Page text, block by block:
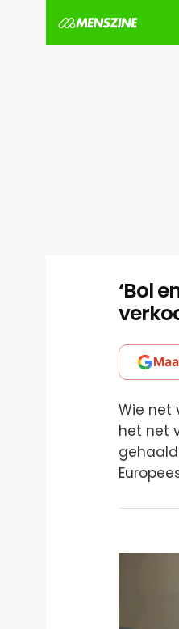
‘Bol
Wie net
het net